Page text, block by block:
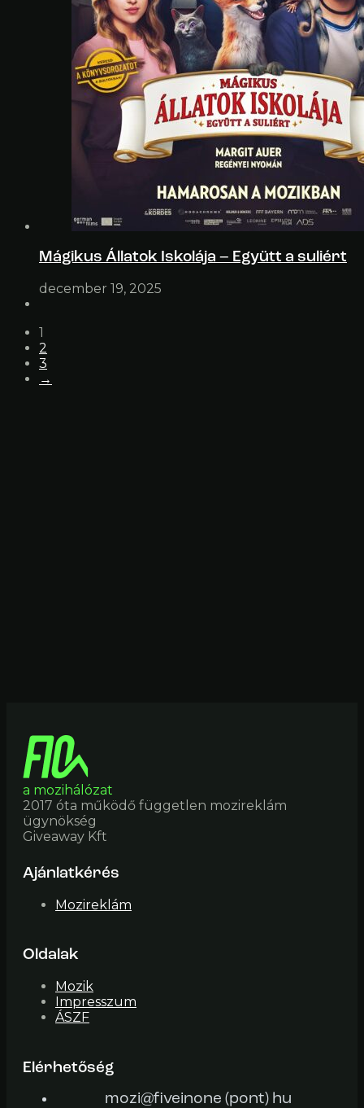
Mágikus Állatok Iskolája – Együtt a suliért
december 19, 2025
1
2
3
→
a mozihálózat
2017 óta működő független mozireklám
ügynökség
Giveaway Kft
Ajánlatkérés
Mozireklám
Oldalak
Mozik
Impresszum
ÁSZF
Elérhetőség
mozi@fiveinone (pont) hu